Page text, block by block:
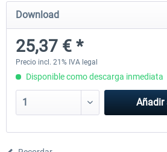
Airport Berlin Brandenburg V2 XP
30,45 € *
Download
25,37 € *
Precio incl. 21% IVA legal
Disponible como descarga inmediata
Añadir